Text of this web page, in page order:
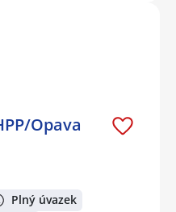
Opava
Plný úvazek